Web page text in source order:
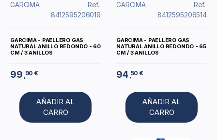
GARCIMA
Ref.:
8412595206019
GARCIMA - PAELLERO GAS
NATURAL ANILLO REDONDO - 60
CM / 3 ANILLOS
99 90 €
AÑADIR AL
CARRO
GARCIMA
Ref.:
8412595206514
GARCIMA - PAELLERO GAS
NATURAL ANILLO REDONDO - 65
CM / 3 ANILLOS
94 ,50 €
AÑADIR AL
CARRO